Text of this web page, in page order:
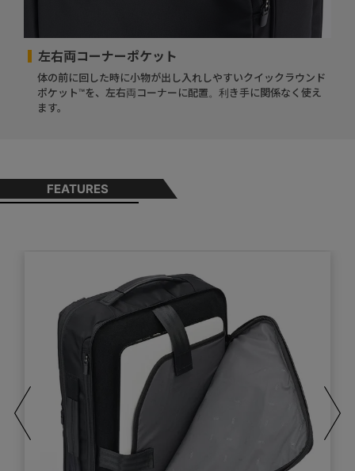
左右両コーナーポケット
体の前に回した時に小物が出し入れしやすいクイックラウンド
ポケット™を、左右両コーナーに配置。利き手に関係なく使え
ます。
FEATURES